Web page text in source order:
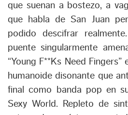
que suenan a bostezo, a
que habla de San Juan
podido descifrar
puente singularmente
“Young F**Ks Need Fingers”
humanoide disonante que
final como banda pop en
Sexy World . Repleto de